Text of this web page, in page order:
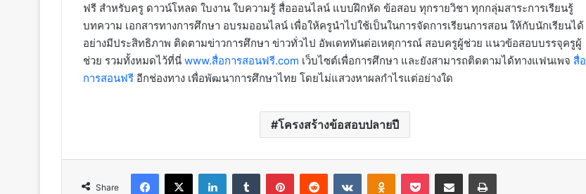
ฟรี สำหรับครู ดาวน์โหลด ใบงาน ใบความรู้ สื่อออนไลน์ แบบฝึกหัด ข้อสอบ ทุกรายวิชา ทุกกลุ่มสาระการเรียนรู้
บทความ เอกสารทางการศึกษา อบรมออนไลน์ เพื่อให้ครูนำไปใช้เป็นในการจัดการเรียนการสอน ให้กับนักเรียนได้
อย่างมีประสิทธิภาพ ติดตามข่าวการศึกษา ข่าวทั่วไป อัพเดททันต่อเหตุการณ์ สอบครูผู้ช่วย แนวข้อสอบบรรจุครูผู้
ช่วย รวมทั้งหมดไว้ที่นี่ www.สื่อการสอนฟรี.com เว็บไซต์เพื่อการศึกษา และยังสามารถติดตามได้ทางแฟนเพจ สื่อ
การสอนฟรี อีกช่องทาง เพื่อพัฒนาการศึกษาไทย โดยไม่แสวงหาผลกำไรแต่อย่างใด
โครงสร้างข้อสอบปลายปี
Share
Facebook
X LinkedInTumblr PinterestReddit VKontakteOdnoklassniki
Pocket Share via Email Print